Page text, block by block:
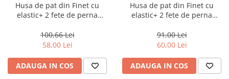
Husa de pat din Finet cu
elastic+ 2 fete de perna
100,66 Lei
58,00 Lei
ADAUGA IN COS
Husa de pat din Finet cu
elastic+ 2 fete de perna
91,00 Lei
60,00 Lei
ADAUGA IN COS